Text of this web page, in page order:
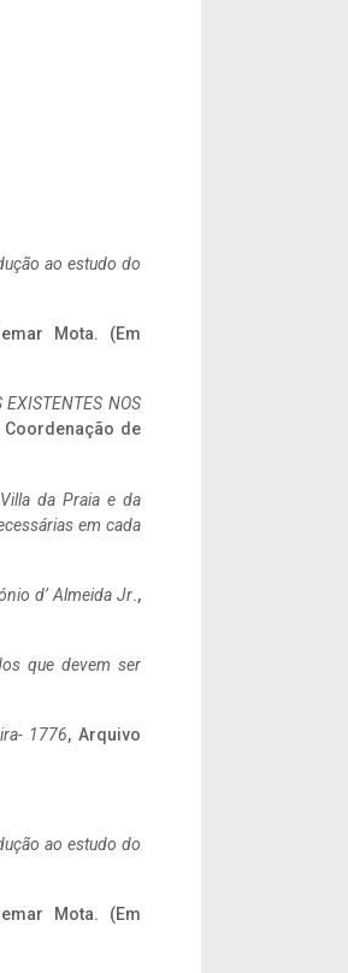
ao estudo do
Mota. (Em
EXISTENTES NOS
de
da Praia e da
em cada
d’ Almeida Jr.,
que devem ser
1776, Arquivo
ao estudo do
Mota. (Em